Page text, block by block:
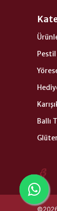
Ballı